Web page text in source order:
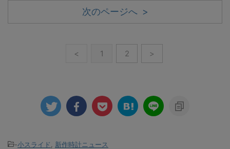
次のページへ >
< 1 2 >
-小スライド
新作時計ニュース